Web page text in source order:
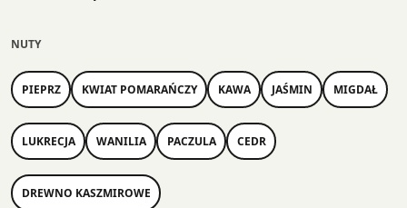
NUTY
PIEPRZ KWIAT POMARAŃCZY KAWA JAŚMIN MIGDAŁ
LUKRECJA WANILIA PACZULA CEDR
DREWNO KASZMIROWE